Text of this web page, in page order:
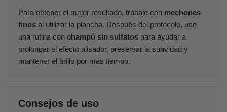
Para obtener el mejor resultado, trabaje con mechones
finos al utilizar la plancha. Después del protocolo, use
una rutina con champú sin sulfatos para ayudar a
prolongar el efecto alisador, preservar la suavidad y
mantener el brillo por más tiempo.
Consejos de uso